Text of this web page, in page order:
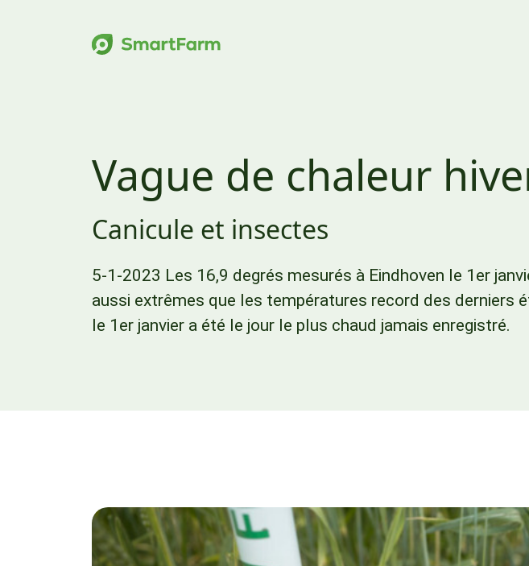
Vague de chaleur
Canicule et insectes
5-1-2023 Les 16,9 degrés mesurés à Eindhoven le 1er
aussi extrêmes que les températures record des derniers
le 1er janvier a été le jour le plus chaud jamais enregistré.